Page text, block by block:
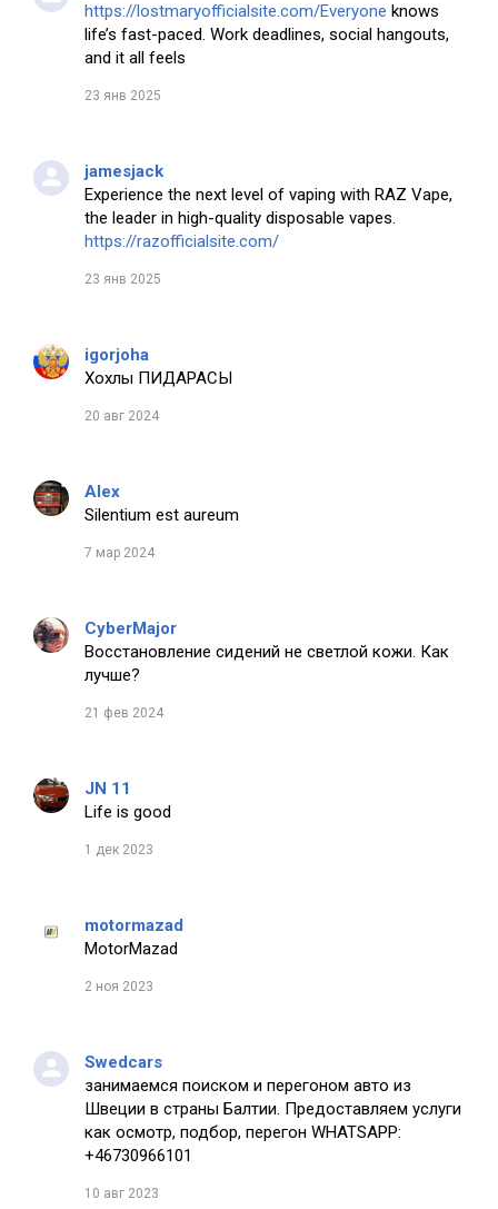
https://lostmaryofficialsite.com/Everyone knows
life’s fast-paced. Work deadlines, social hangouts,
and it all feels
23 янв 2025
jamesjack
Experience the next level of vaping with RAZ Vape,
the leader in high-quality disposable vapes.
https://razofficialsite.com/
23 янв 2025
igorjoha
Хохлы ПИДАРАСЫ
20 авг 2024
Alex
Silentium est aureum
7 мар 2024
CyberMajor
Восстановление сидений не светлой кожи. Как
лучше?
21 фев 2024
JN 11
Life is good
1 дек 2023
motormazad
MotorMazad
2 ноя 2023
Swedcars
занимаемся поиском и перегоном авто из
Швеции в страны Балтии. Предоставляем услуги
как осмотр, подбор, перегон WHATSAPP:
+46730966101
10 авг 2023